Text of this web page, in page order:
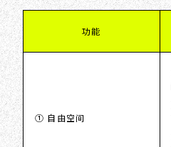
功能
① 自由空间